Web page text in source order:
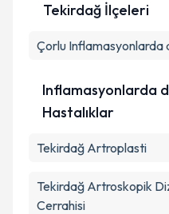
Metni'ni okudum
Tekirdağ İlçeleri
Çorlu Inflamasyonlarda
Inflamasyonlarda
Hastalıklar
Tekirdağ Artroplasti
Tekirdağ Artroskopik
Cerrahisi